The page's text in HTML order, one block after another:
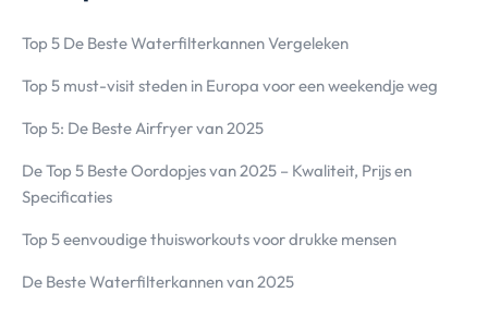
Top 5 De Beste Waterfilterkannen Vergeleken
Top 5 must-visit steden in Europa voor een weekendje weg
Top 5: De Beste Airfryer van 2025
De Top 5 Beste Oordopjes van 2025 – Kwaliteit, Prijs en
Specificaties
Top 5 eenvoudige thuisworkouts voor drukke mensen
De Beste Waterfilterkannen van 2025